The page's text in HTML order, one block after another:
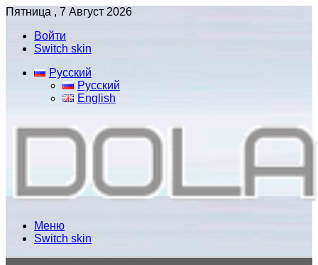
Пятница , 7 Август 2026
Войти
Switch skin
Русский
Русский
English
Меню
Switch skin